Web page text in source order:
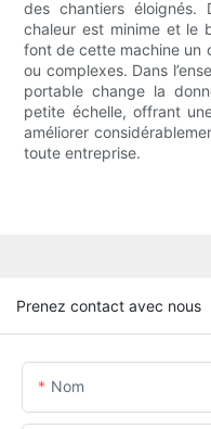
des chantiers
chaleur est minime et le
font de cette machine un
ou complexes. Dans
portable change la
petite échelle, offrant
améliorer
toute entreprise.
Prenez contact avec nous
Nom